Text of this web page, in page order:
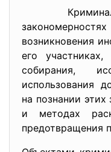
возникновения
его
собирания,
использования
на познании этих
и методах
предотвращения